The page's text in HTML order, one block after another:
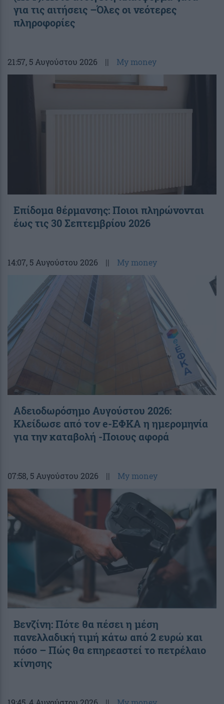
για τις αιτήσεις –Όλες οι νεότερες
πληροφορίες
21:57, 5 Αυγούστου 2026 || My money
Επίδομα θέρμανσης: Ποιοι πληρώνονται
έως τις 30 Σεπτεμβρίου 2026
14:07, 5 Αυγούστου 2026 || My money
Αδειοδωρόσημο Αυγούστου 2026:
Κλείδωσε από τον e-ΕΦΚΑ η ημερομηνία
για την καταβολή -Ποιους αφορά
07:58, 5 Αυγούστου 2026 || My money
Βενζίνη: Πότε θα πέσει η μέση
πανελλαδική τιμή κάτω από 2 ευρώ και
πόσο – Πώς θα επηρεαστεί το πετρέλαιο
κίνησης